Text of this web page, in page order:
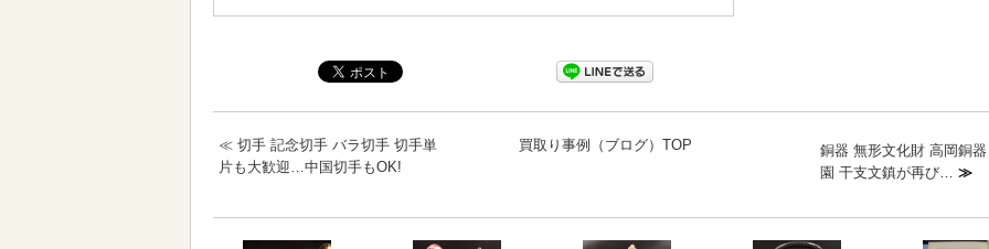
≪ 切手 記念切手 バラ切手 切手単
片も大歓迎…中国切手もOK!
買取り事例（ブログ）TOP
銅器 無形文化財 高岡銅
園 干支文鎮が再び… ≫